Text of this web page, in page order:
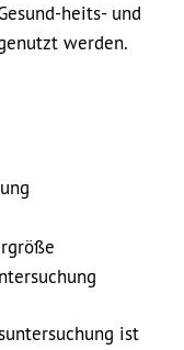
heits- und
werden.
ist